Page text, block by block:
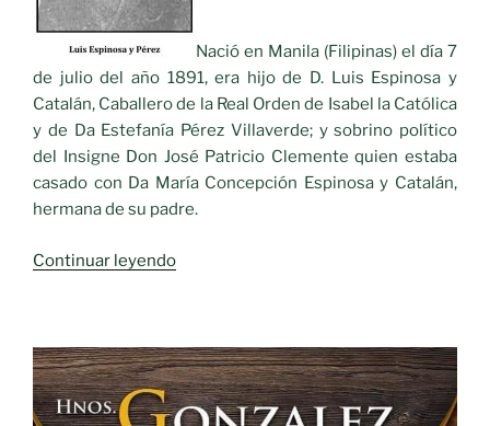
Nació en Manila (Filipinas) el día 7
de julio del año 1891, era hijo de D. Luis Espinosa y
Catalán, Caballero de la Real Orden de Isabel la Católica
y de Da Estefanía Pérez Villaverde; y sobrino político
del Insigne Don José Patricio Clemente quien estaba
casado con Da María Concepción Espinosa y Catalán,
hermana de su padre.
Continuar leyendo«Personajes
XIX.-
Don
Luis